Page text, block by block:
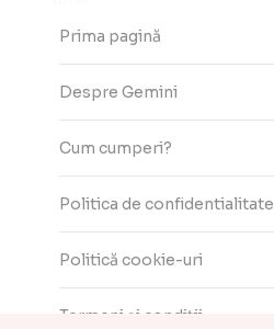
Prima pagină
Despre Gemini
Cum cumperi?
Politica de confidentialitate
Politică cookie-uri
Termeni și condiții